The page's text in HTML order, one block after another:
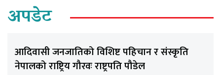
अपडेट
आदिवासी जनजातिको विशिष्ट पहिचान र संस्कृति
नेपालको राष्ट्रिय गौरवः राष्ट्रपति पौडेल